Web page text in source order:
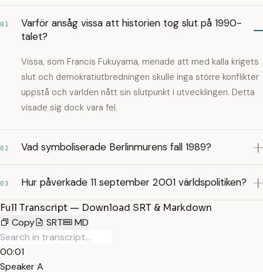
01
Varför ansåg vissa att historien tog slut på 1990-
talet?
Vissa, som Francis Fukuyama, menade att med kalla krigets
slut och demokratiutbredningen skulle inga större konflikter
uppstå och världen nått sin slutpunkt i utvecklingen. Detta
visade sig dock vara fel.
02 Vad symboliserade Berlinmurens fall 1989?
03 Hur påverkade 11 september 2001 världspolitiken?
Full Transcript — Download SRT & Markdown
Copy
SRT MD
00:01
Speaker A